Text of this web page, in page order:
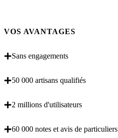
VOS AVANTAGES
Sans engagements
50 000 artisans qualifiés
2 millions d'utilisateurs
60 000 notes et avis de particuliers